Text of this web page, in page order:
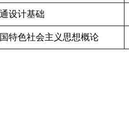
设计基础
特色社会主义思想概论